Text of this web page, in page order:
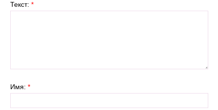
Текст: *
Имя: *